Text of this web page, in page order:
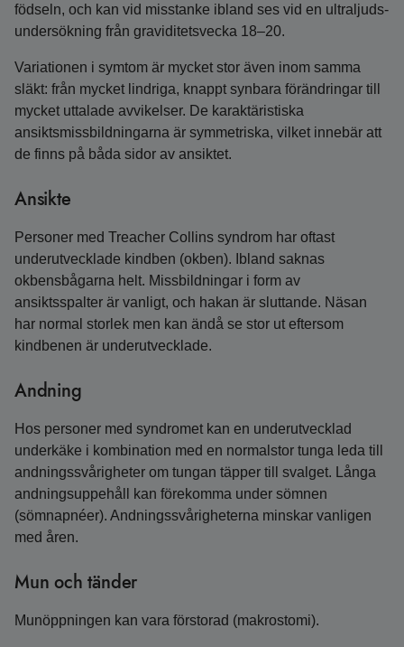
födseln, och kan vid misstanke ibland ses vid en ultra­ljuds­
undersökning från graviditetsvecka 18–20.
Variationen i symtom är mycket stor även inom samma
släkt: från mycket lindriga, knappt synbara förändringar till
mycket uttalade avvikelser. De karaktäristiska
ansiktsmissbildningarna är symmetriska, vilket innebär att
de finns på båda sidor av ansiktet.
Ansikte
Personer med Treacher Collins syndrom har oftast
underutvecklade kindben (okben). Ibland saknas
okbensbågarna helt. Missbildningar i form av
ansiktsspalter är vanligt, och hakan är sluttande. Näsan
har normal storlek men kan ändå se stor ut eftersom
kindbenen är underutvecklade.
Andning
Hos personer med syndromet kan en underutvecklad
underkäke i kombination med en normalstor tunga leda till
andningssvårigheter om tungan täpper till svalget. Långa
andningsuppehåll kan förekomma under sömnen
(sömnapnéer). Andningssvårigheterna minskar vanligen
med åren.
Mun och tänder
Munöppningen kan vara förstorad (makrostomi).